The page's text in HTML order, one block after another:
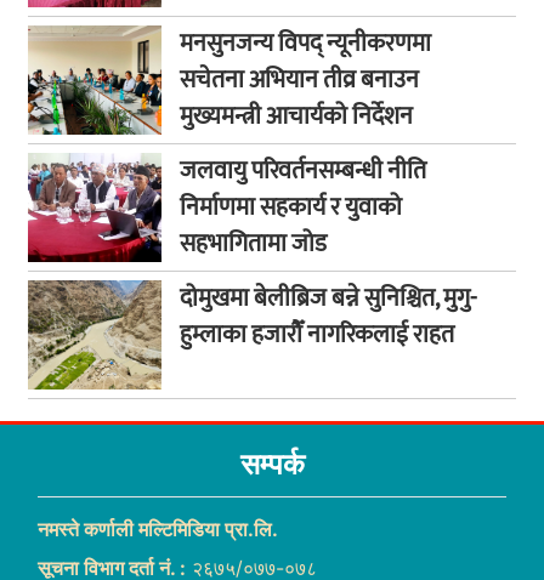
मनसुनजन्य विपद् न्यूनीकरणमा
सचेतना अभियान तीव्र बनाउन
मुख्यमन्त्री आचार्यको निर्देशन
जलवायु परिवर्तनसम्बन्धी नीति
निर्माणमा सहकार्य र युवाको
सहभागितामा जोड
दोमुखमा बेलीब्रिज बन्ने सुनिश्चित, मुगु-
हुम्लाका हजारौँ नागरिकलाई राहत
सम्पर्क
नमस्ते कर्णाली मल्टिमिडिया प्रा.लि.
सूचना विभाग दर्ता नं. : २६७५/०७७-०७८